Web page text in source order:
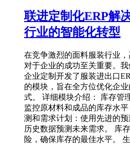
联进定制化ERP解
行业的智能化转型
在竞争激烈的面料服装行业
对于企业的成功至关重要。
企业定制开发了服装进出口
的模块，旨在全方位优化企
式。 详细模块介绍： 库存管
监控原材料和成品的库存水
测和需求计划：使用先进的
历史数据预测未来需求。 库
险，确保库存的最佳水平。